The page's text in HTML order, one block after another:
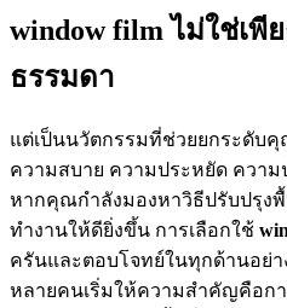
window film ไม่ใช่เ
ธรรมดา
แต่เป็นนวัตกรรมที่ช่วยยกระดับ
ความสบาย ความประหยัด ควา
หากคุณกำลังมองหาวิธีปรับปรุง
ทำงานให้ดียิ่งขึ้น การเลือกใช้
ครันและตอบโจทย์ในทุกด้านอย่
หลายคนเริ่มให้ความสำคัญคือกา